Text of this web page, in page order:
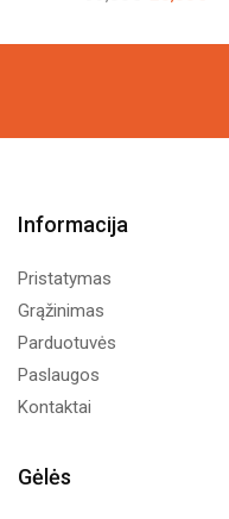
was:
is:
Informacija
Pristatymas
Grąžinimas
Parduotuvės
Paslaugos
Kontaktai
Gėlės